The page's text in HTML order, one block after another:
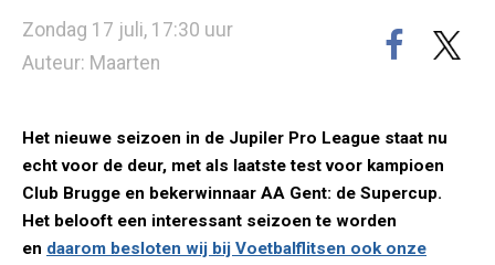
Zondag 17 juli, 17:30 uur
Auteur: Maarten
Het nieuwe seizoen in de Jupiler Pro League staat nu
echt voor de deur, met als laatste test voor kampioen
Club Brugge en bekerwinnaar AA Gent: de Supercup.
Het belooft een interessant seizoen te worden
en daarom besloten wij bij Voetbalflitsen ook onze